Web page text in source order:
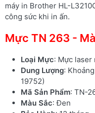
máy in Brother HL-
công sức khi in ấn.
Mực TN 263 -
Loại Mực: Mực laser
Dung Lượng:
19752)
Mã Sản Phẩm: TN-
Màu Sắc: Đen